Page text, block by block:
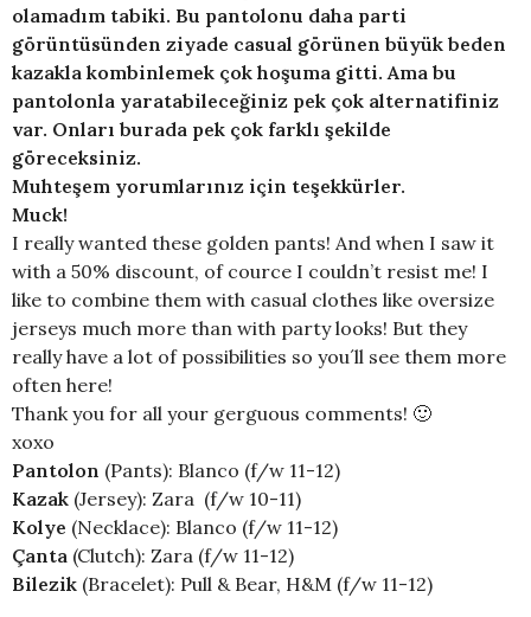
olamadım tabiki. Bu pantolonu daha parti
görüntüsünden ziyade casual görünen büyük beden
kazakla kombinlemek çok hoşuma gitti. Ama bu
pantolonla yaratabileceğiniz pek çok alternatifiniz
var. Onları burada pek çok farklı şekilde
göreceksiniz.
Muhteşem yorumlarınız için teşekkürler.
Muck!
I really wanted these golden pants! And when I saw it
with a 50% discount, of cource I couldn’t resist me! I
like to combine them with casual clothes like oversize
jerseys much more than with party looks! But they
really have a lot of possibilities so you´ll see them more
often here!
Thank you for all your gerguous comments! 🙂
xoxo
Pantolon (Pants): Blanco (f/w 11-12)
Kazak (Jersey): Zara (f/w 10-11)
Kolye (Necklace): Blanco (f/w 11-12)
Çanta (Clutch): Zara (f/w 11-12)
Bilezik (Bracelet): Pull & Bear, H&M (f/w 11-12)